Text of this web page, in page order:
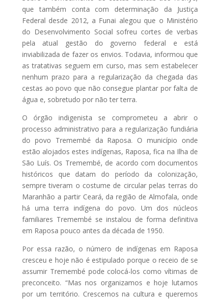
que também conta com determinação da Justiça
Federal desde 2012, a Funai alegou que o Ministério
do Desenvolvimento Social sofreu cortes de verbas
pela atual gestão do governo federal e está
inviabilizada de fazer os envios. Todavia, informou que
as tratativas seguem em curso, mas sem estabelecer
nenhum prazo para a regularização da chegada das
cestas ao povo que não consegue plantar por falta de
água e, sobretudo por não ter terra.
O órgão indigenista se comprometeu a abrir o
processo administrativo para a regularização fundiária
do povo Tremembé da Raposa. O município onde
estão alojados estes indígenas, Raposa, fica na Ilha de
São Luís. Os Tremembé, de acordo com documentos
históricos que datam do período da colonização,
sempre tiveram o costume de circular pelas terras do
Maranhão a partir Ceará, da região de Almofala, onde
há uma terra indígena do povo. Um dos núcleos
familiares Tremembé se instalou de forma definitiva
em Raposa pouco antes da década de 1950.
Por essa razão, o número de indígenas em Raposa
cresceu e hoje não é estipulado porque o receio de se
assumir Tremembé pode colocá-los como vítimas de
preconceito. “Mas nos organizamos e hoje lutamos
por um território. Crescemos na cultura e queremos